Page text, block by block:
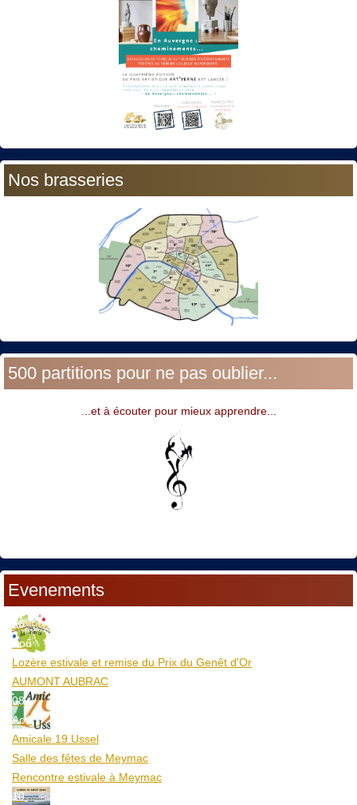
Nos brasseries
500 partitions pour ne pas oublier...
...et à écouter pour mieux apprendre...
Evenements
06
Aoû
Lozère estivale et remise du Prix du Genêt d'Or
AUMONT AUBRAC
08
Aoû
Amicale 19 Ussel
Salle des fêtes de Meymac
Rencontre estivale à Meymac
10